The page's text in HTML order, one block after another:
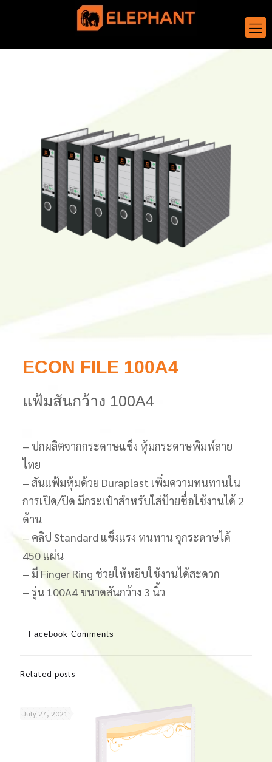
ECON FILE 100A4
แฟ้มสันกว้าง 100A4
– ปกผลิตจากกระดาษแข็ง หุ้มกระดาษพิมพ์ลาย
ไทย
– สันแฟ้มหุ้มด้วย Duraplast เพิ่มความทนทานใน
การเปิด/ปิด มีกระเป๋าสำหรับใส่ป้ายชื่อใช้งานได้ 2
ด้าน
– คลิป Standard แข็งแรง ทนทาน จุกระดาษได้
450 แผ่น
– มี Finger Ring ช่วยให้หยิบใช้งานได้สะดวก
– รุ่น 100A4 ขนาดสันกว้าง 3 นิ้ว
Facebook Comments
Related posts
July 27, 2021